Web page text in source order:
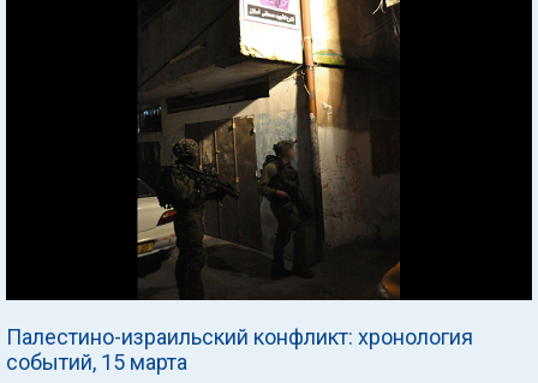
Палестино-израильский конфликт: хронология
событий, 15 марта